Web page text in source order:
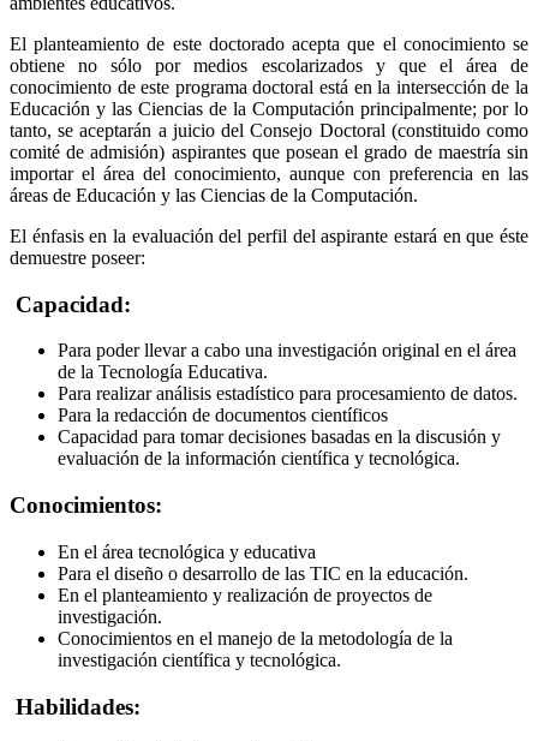
El planteamiento de este doctorado acepta que el conocimiento se
obtiene no sólo por medios escolarizados y que el área de
conocimiento de este programa doctoral está en la intersección de la
Educación y las Ciencias de la Computación principalmente; por lo
tanto, se aceptarán a juicio del Consejo Doctoral (constituido como
comité de admisión) aspirantes que posean el grado de maestría sin
importar el área del conocimiento, aunque con preferencia en las
áreas de Educación y las Ciencias de la Computación.
El énfasis en la evaluación del perfil del aspirante estará en que éste
demuestre poseer:
Capacidad:
Para poder llevar a cabo una investigación original en el área
de la Tecnología Educativa.
Para realizar análisis estadístico para procesamiento de datos.
Para la redacción de documentos científicos
Capacidad para tomar decisiones basadas en la discusión y
evaluación de la información científica y tecnológica.
Conocimientos:
En el área tecnológica y educativa
Para el diseño o desarrollo de las TIC en la educación.
En el planteamiento y realización de proyectos de
investigación.
Conocimientos en el manejo de la metodología de la
investigación científica y tecnológica.
Habilidades: